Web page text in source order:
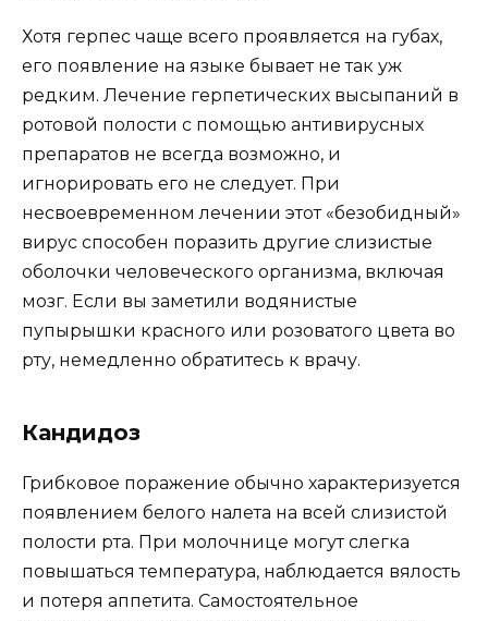
Хотя герпес чаще всего проявляется на губах,
его появление на языке бывает не так уж
редким. Лечение герпетических высыпаний в
ротовой полости с помощью антивирусных
препаратов не всегда возможно, и
игнорировать его не следует. При
несвоевременном лечении этот «безобидный»
вирус способен поразить другие слизистые
оболочки человеческого организма, включая
мозг. Если вы заметили водянистые
пупырышки красного или розоватого цвета во
рту, немедленно обратитесь к врачу.
Кандидоз
Грибковое поражение обычно характеризуется
появлением белого налета на всей слизистой
полости рта. При молочнице могут слегка
повышаться температура, наблюдается вялость
и потеря аппетита. Самостоятельное